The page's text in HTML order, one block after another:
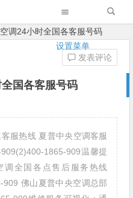
设置菜单
调24小时全国各客服号码
国各客服号码
发表评论
服热线 夏普中央空调客服
1865-909温馨提
全国各点售后服务热线
佛山夏普中央空调总部